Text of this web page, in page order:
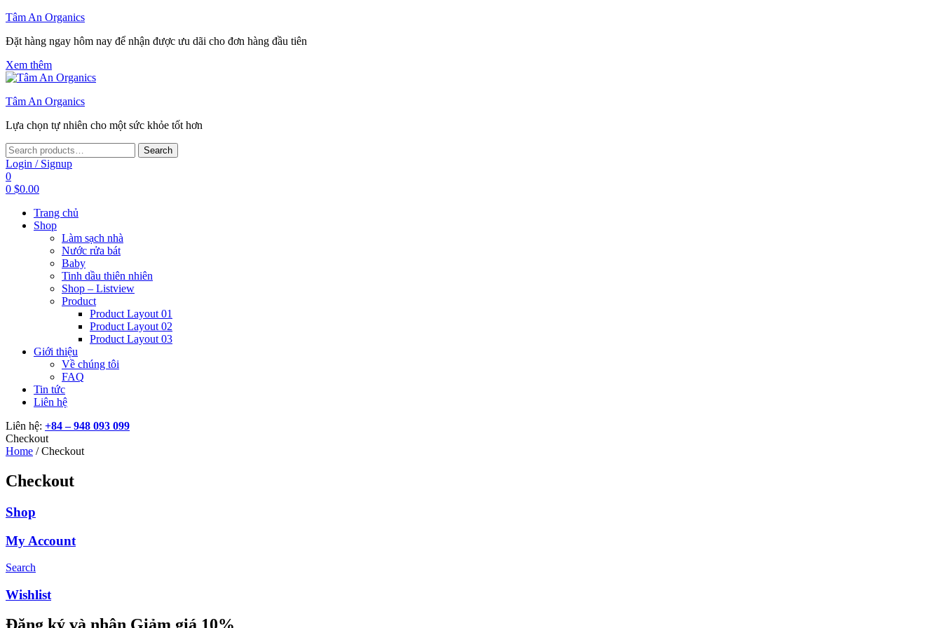
Tâm An Organics
Đặt hàng ngay hôm nay để nhận được ưu dãi cho đơn hàng đầu tiên
Xem thêm
Tâm An Organics
Lựa chọn tự nhiên cho một sức khỏe tốt hơn
Search
for:
Search
Login / Signup
0
0 $0.00
Trang chủ
Shop
Làm sạch nhà
Nước rửa bát
Baby
Tinh dầu thiên nhiên
Shop – Listview
Product
Product Layout 01
Product Layout 02
Product Layout 03
Giới thiệu
Về chúng tôi
FAQ
Tin tức
Liên hệ
Liên hệ: +84 – 948 093 099
Checkout
Home / Checkout
Checkout
Shop
My Account
Search
Wishlist
Đăng ký và nhận Giảm giá 10%